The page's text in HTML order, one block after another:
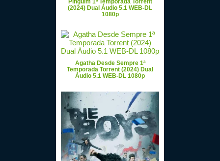
Pinguim 1ª Temporada Torrent
(2024) Dual Áudio 5.1 WEB-DL
1080p
Agatha Desde Sempre 1ª
Temporada Torrent (2024) Dual
Áudio 5.1 WEB-DL 1080p